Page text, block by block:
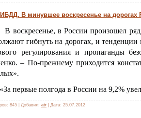
В минувшее воскресенье на дорогах
В воскресенье, в России произошел
гибнуть на дорогах, и тенденции
регулирования и пропаганды
– По-прежнему приходится
«За первые полгода в России на 9,2%
845 Добавил: atr Дата: 25.07.2012